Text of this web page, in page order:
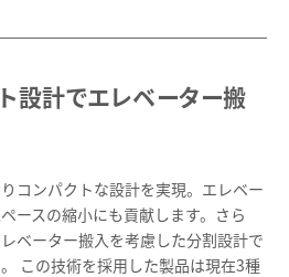
設計でエレベーター搬
コンパクトな設計を実現。エレベー
ースの縮小にも貢献します。さら
ベーター搬入を考慮した分割設計で
この技術を採用した製品は現在3種